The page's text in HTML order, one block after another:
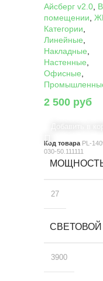
Айсберг v2.0 В
помещении
Категории
Линейные
Накладные
Настенные
Офисные
2 500 руб
Код товара PL-
030-50.111111
27
СВЕТОВОЙ
3900